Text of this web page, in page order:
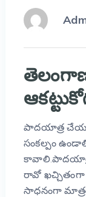
పాదయాత్ర
సంకల్పం
రావో ఖచ్చితంగా
సాధనంగా